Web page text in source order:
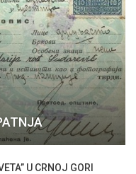
U CRNOJ GORI